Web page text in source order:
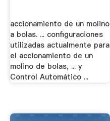
accionamiento de un molino
a bolas. ... configuraciones
utilizadas actualmente para
el accionamiento de un
molino de bolas, ... y
Control Automático ...